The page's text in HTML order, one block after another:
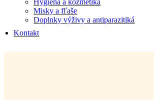
Hygiena a kozmetika
Misky a fľaše
Doplnky výživy a antiparazitiká
Kontakt